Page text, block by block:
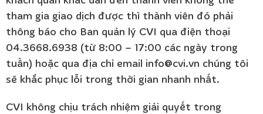
tham gia giao dịch được thì thành viên đó phải
thông báo cho Ban quản lý CVI qua điện thoại
04.3668.6938 (từ 8:00 – 17:00 các ngày trong
tuần) hoặc qua địa chỉ email info@cvi.vn chúng tôi
sẽ khắc phục lỗi trong thời gian nhanh nhất.
CVI không chịu trách nhiệm giải quyết trong